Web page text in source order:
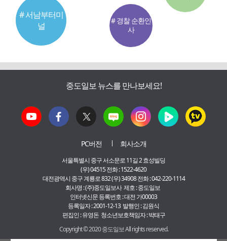
# 서남부터미
널
# 경찰 순환인
사
중도일보 뉴스를 만나보세요!
PC버전 회사소개
서울특별시 중구 서소문로 11길 2 효성빌딩
(우) 04515 전화 : 1522-4620
대전광역시 중구 계룡로 832 (우) 34908 전화 : 042-220-1114
회사명 : (주)중도일보사 제호 : 중도일보
인터넷신문 등록번호 : 대전 가00003
등록일자 : 2001-12-13 발행인 : 김원식
편집인 : 유영돈 청소년보호책임자 : 박태구
Copyright © 2020 중도일보 All rights reserved.